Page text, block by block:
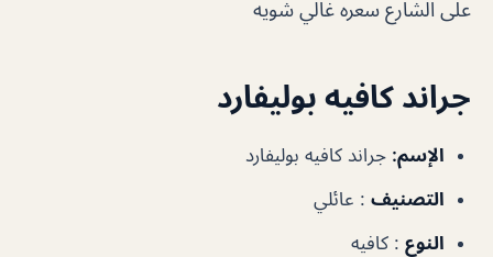
على الشارع سعره غالي شويه
جراند كافيه بوليفارد
الإسم: جراند كافيه بوليفارد
التصنيف : عائلي
النوع : كافيه